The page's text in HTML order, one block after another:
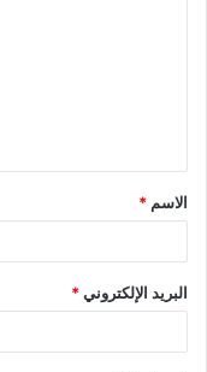
الاسم *
البريد الإلكتروني*